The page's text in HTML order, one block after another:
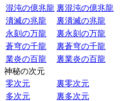
混沌の億兆龍 裏混沌の億兆龍
潰滅の兆龍
裏潰滅の兆龍
永刻の万龍
裏永刻の万龍
蒼穹の千龍
裏蒼穹の千龍
業炎の百龍
裏業炎の百龍
神秘の次元
零次元
裏零次元
多次元
裏多次元